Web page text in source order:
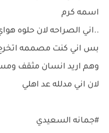
اسمه كرم
..اني الصراحه لان حلوه
بس اني كنت مصممه اتخرج
وهم اريد انسان مثقف
لان اني مدلله عد اهلي
#جمانه السعيدي